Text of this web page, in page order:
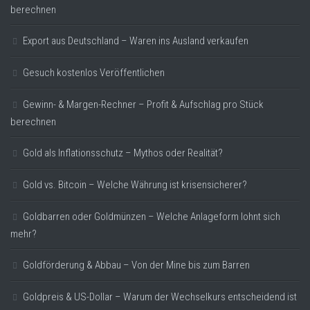
berechnen
Export aus Deutschland – Waren ins Ausland verkaufen
Gesuch kostenlos Veröffentlichen
Gewinn- & Margen-Rechner – Profit & Aufschlag pro Stück
berechnen
Gold als Inflationsschutz – Mythos oder Realität?
Gold vs. Bitcoin – Welche Währung ist krisensicherer?
Goldbarren oder Goldmünzen – Welche Anlageform lohnt sich
mehr?
Goldförderung & Abbau – Von der Mine bis zum Barren
Goldpreis & US-Dollar – Warum der Wechselkurs entscheidend ist